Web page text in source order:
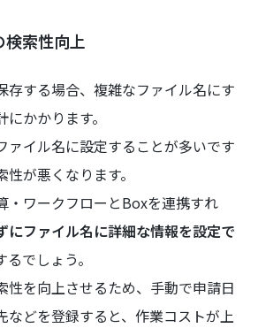
検索性向上
存する場合、複雑なファイル名にす
かかります。
ァイル名に設定することが多いです
が悪くなります。
・ワークフローとBoxを連携すれ
にファイル名に詳細な情報を設定で
るでしょう。
性を向上させるため、手動で申請日
などを登録すると、作業コストが上